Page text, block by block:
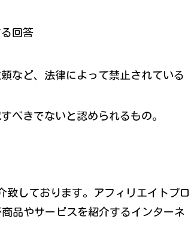
回答
など、法律によって禁止されている
べきでないと認められるもの。
致しております。アフィリエイトプロ
品やサービスを紹介するインターネ